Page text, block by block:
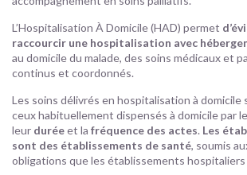
L’Hospitalisation À Domicile (HAD) permet
raccourcir une hospitalisation avec
au domicile du malade, des soins médicaux et
continus et coordonnés.
Les soins délivrés en hospitalisation à
ceux habituellement dispensés à domicile par
leur duréeet la fréquence des actes. Les
sont des établissements de santé, soumis
obligations que les établissements